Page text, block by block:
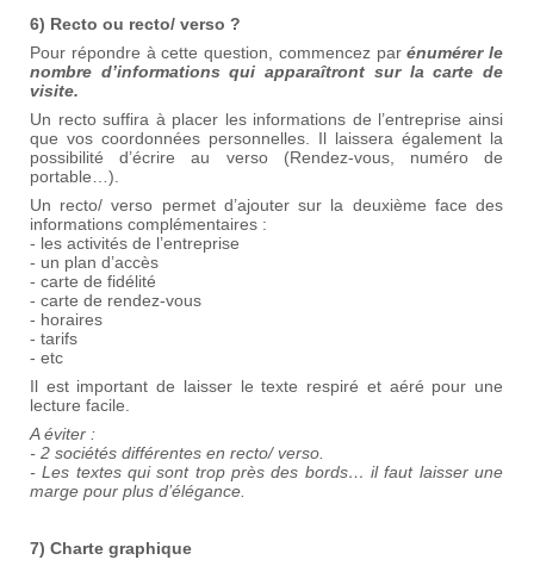
6) Recto ou recto/ verso ?
Pour répondre à cette question, commencez parénumérer le
nombre d’informations qui apparaîtront sur la carte de
visite.
Un recto suffira à placer les informations de l’entreprise ainsi
que vos coordonnées personnelles. Il laissera également la
possibilité d’écrire au verso (Rendez-vous, numéro de
portable…).
Un recto/ verso permet d’ajouter sur la deuxième face des
informations complémentaires :
- les activités de l’entreprise
- un plan d’accès
- carte de fidélité
- carte de rendez-vous
- horaires
- tarifs
- etc
Il est important de laisser le texte respiré et aéré pour une
lecture facile.
A éviter :
- 2 sociétés différentes en recto/ verso.
- Les textes qui sont trop près des bords… il faut laisser une
marge pour plus d’élégance.
7) Charte graphique